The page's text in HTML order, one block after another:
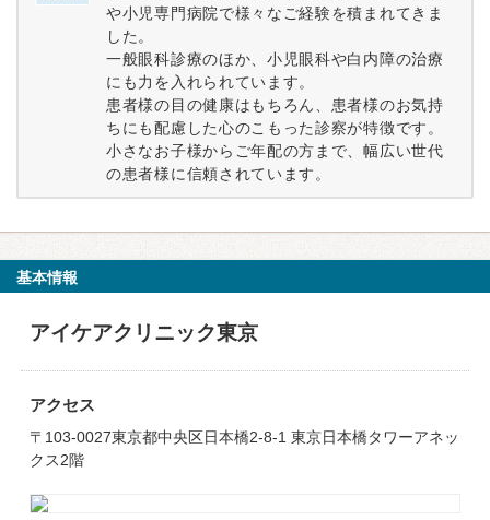
や小児専門病院で様々なご経験を積まれてきま
した。
一般眼科診療のほか、小児眼科や白内障の治療
にも力を入れられています。
患者様の目の健康はもちろん、患者様のお気持
ちにも配慮した心のこもった診察が特徴です。
小さなお子様からご年配の方まで、幅広い世代
の患者様に信頼されています。
基本情報
アイケアクリニック東京
アクセス
〒103-0027東京都中央区日本橋2-8-1 東京日本橋タワーアネッ
クス2階